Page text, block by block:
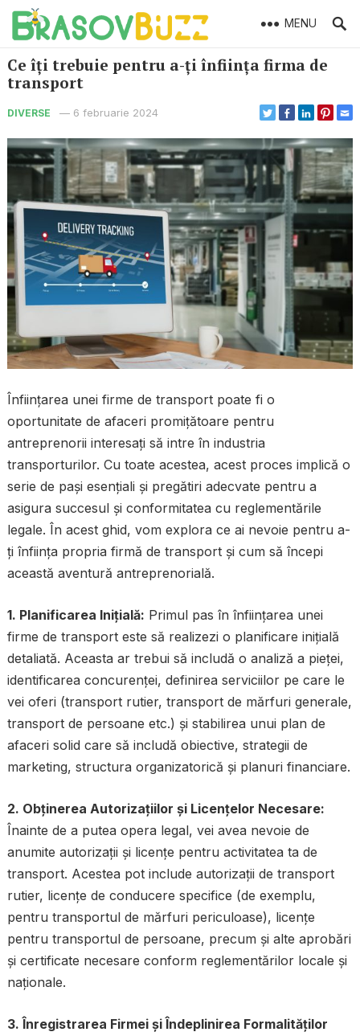
MENU
Ce îți trebuie pentru a-ți înființa firma de
transport
DIVERSE — 6 februarie 2024
Înființarea unei firme de transport poate fi o
oportunitate de afaceri promițătoare pentru
antreprenorii interesați să intre în industria
transporturilor. Cu toate acestea, acest proces implică o
serie de pași esențiali și pregătiri adecvate pentru a
asigura succesul și conformitatea cu reglementările
legale. În acest ghid, vom explora ce ai nevoie pentru a-
ți înființa propria firmă de transport și cum să începi
această aventură antreprenorială.
1. Planificarea Inițială: Primul pas în înființarea unei
firme de transport este să realizezi o planificare inițială
detaliată. Aceasta ar trebui să includă o analiză a pieței,
identificarea concurenței, definirea serviciilor pe care le
vei oferi (transport rutier, transport de mărfuri generale,
transport de persoane etc.) și stabilirea unui plan de
afaceri solid care să includă obiective, strategii de
marketing, structura organizatorică și planuri financiare.
2. Obținerea Autorizațiilor și Licențelor Necesare:
Înainte de a putea opera legal, vei avea nevoie de
anumite autorizații și licențe pentru activitatea ta de
transport. Acestea pot include autorizații de transport
rutier, licențe de conducere specifice (de exemplu,
pentru transportul de mărfuri periculoase), licențe
pentru transportul de persoane, precum și alte aprobări
și certificate necesare conform reglementărilor locale și
naționale.
3. Înregistrarea Firmei și Îndeplinirea Formalităților